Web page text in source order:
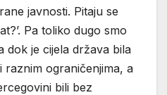
javnosti. Pitaju se
Pa toliko dugo smo
dok je cijela država bila
raznim ograničenjima, a
bili bez